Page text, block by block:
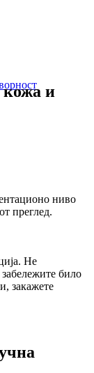
кожа и
ниво
преглед.
Не
било
закажете